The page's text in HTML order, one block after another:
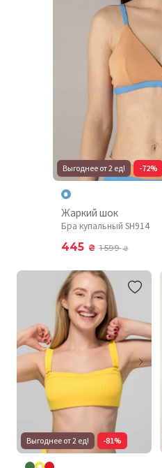
Выгоднее от 2 ед! -72%
Жаркий шок
Бра купальный SH914
445 ₴ 1 599₴
Выгоднее от 2 ед! -81%